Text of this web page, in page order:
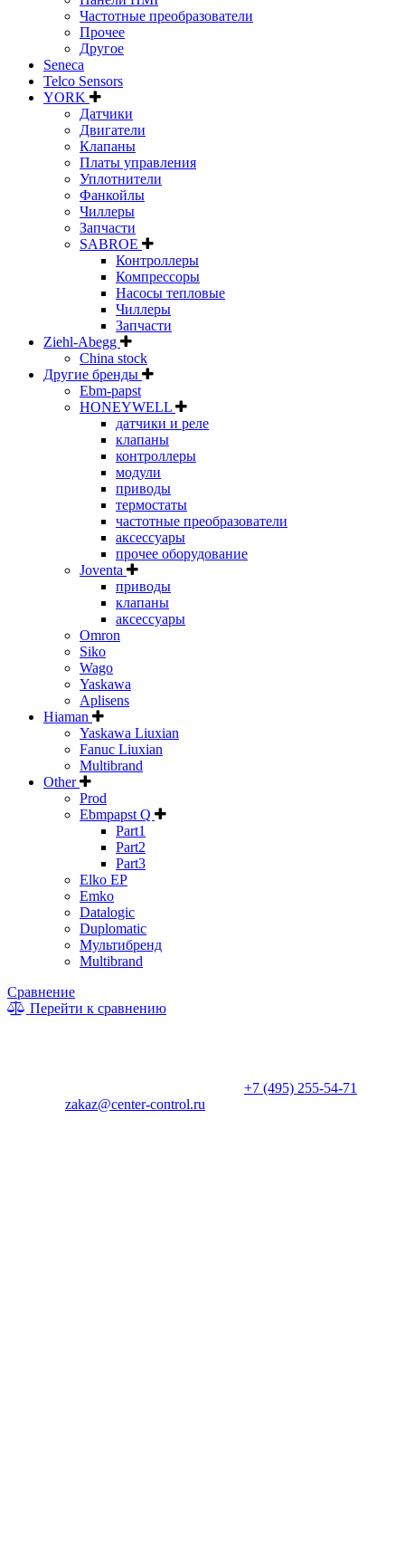
Частотные преобразователи
Прочее
Другое
Seneca
Telco Sensors
YORK
Датчики
Двигатели
Клапаны
Платы управления
Уплотнители
Фанкойлы
Чиллеры
Запчасти
SABROE
Контроллеры
Компрессоры
Насосы тепловые
Чиллеры
Запчасти
Ziehl-Abegg
China stock
Другие бренды
Ebm-papst
HONEYWELL
датчики и реле
клапаны
контроллеры
модули
приводы
термостаты
частотные преобразователи
аксессуары
прочее оборудование
Joventa
приводы
клапаны
аксессуары
Omron
Siko
Wago
Yaskawa
Aplisens
Hiaman
Yaskawa Liuxian
Fanuc Liuxian
Multibrand
Other
Prod
Ebmpapst Q
Part1
Part2
Part3
Elko EP
Emko
Datalogic
Duplomatic
Мультибренд
Multibrand
Сравнение
Перейти к сравнению
+7 (495) 255-54-71
zakaz@center-control.ru